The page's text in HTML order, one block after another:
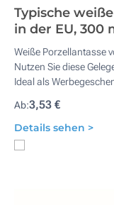
Typische
in der EU, 300
Weiße Porzellantasse
Nutzen Sie diese
Ideal als
Ab:3,53 €
Details sehen >